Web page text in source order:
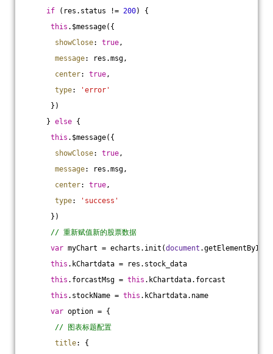
if (res.status != 200) {
this .$message({
showClose: true,
message: res.msg,
center: true,
type:
'error'
})
} else {
this .$message({
showClose: true,
message: res.msg,
center: true,
type:
'success'
})
// 重新赋值新的股票数据
var myChart = echarts.init(document .getElementById(
this .kChartdata = res.stock_data
this .forcastMsg = this .kChartdata.forcast
this .stockName = this .kChartdata.name
var option = {
// 图表标题配置
title: {